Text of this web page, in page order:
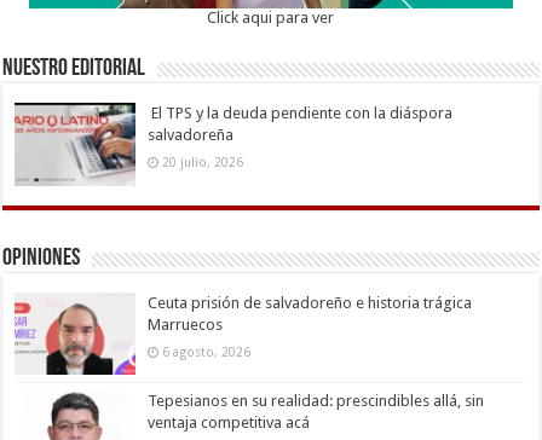
Click aqui para ver
Nuestro Editorial
El TPS y la deuda pendiente con la diáspora
salvadoreña
20 julio, 2026
Opiniones
Ceuta prisión de salvadoreño e historia trágica
Marruecos
6 agosto, 2026
Tepesianos en su realidad: prescindibles allá, sin
ventaja competitiva acá